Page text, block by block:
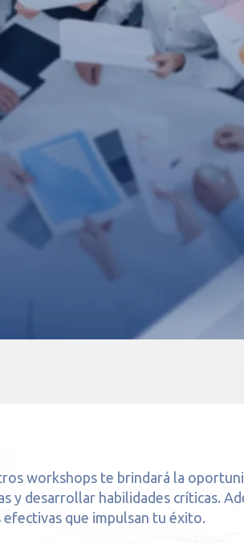
workshops te brindará la
y desarrollar habilidades críticas.
efectivas que impulsan tu éxito.